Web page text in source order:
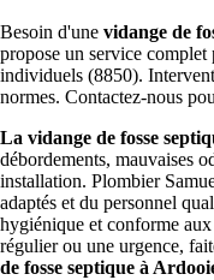
Besoin d'une vidange de
propose un service complet
individuels (8850).
normes. Contactez-nous
La vidange de fosse
débordements, mauvaises
installation. Plombier
adaptés et du personnel
hygiénique et conforme
régulier ou une urgence,
de fosse septique à